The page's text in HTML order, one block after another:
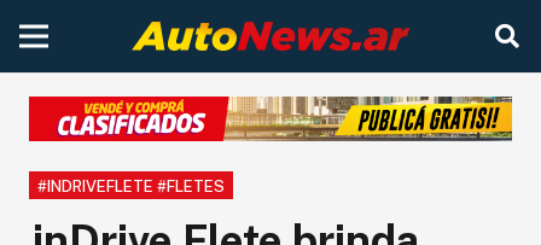
#INDRIVEFLETE #FLETES